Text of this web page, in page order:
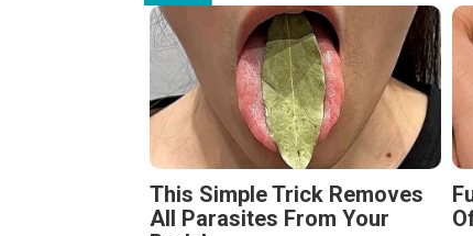
This Simple Trick Removes
All Parasites From Your